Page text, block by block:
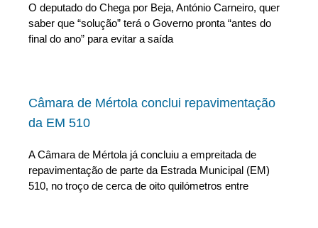
O deputado do Chega por Beja, António Carneiro, quer
saber que “solução” terá o Governo pronta “antes do
final do ano” para evitar a saída
Câmara de Mértola conclui repavimentação
da EM 510
A Câmara de Mértola já concluiu a empreitada de
repavimentação de parte da Estrada Municipal (EM)
510, no troço de cerca de oito quilómetros entre